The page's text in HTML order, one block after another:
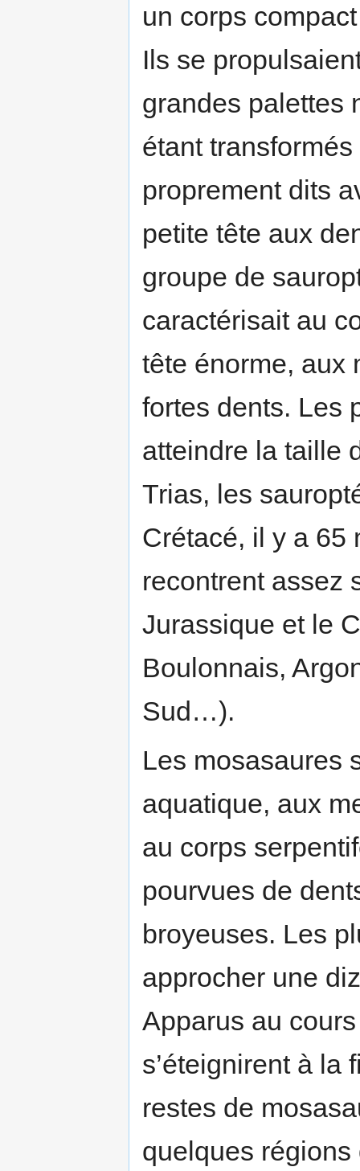
un corps
Ils se
grandes palettes
étant
proprement dits
petite tête aux
groupe de
caractérisait au
tête énorme, aux
fortes dents. Les
atteindre la taille
Trias, les
Crétacé, il y a 65
recontrent assez
Jurassique et le
Boulonnais,
Sud…).
Les mosasaures
aquatique, aux
au corps
pourvues de
broyeuses. Les
approcher une
Apparus au
s’éteignirent à la
restes de
quelques